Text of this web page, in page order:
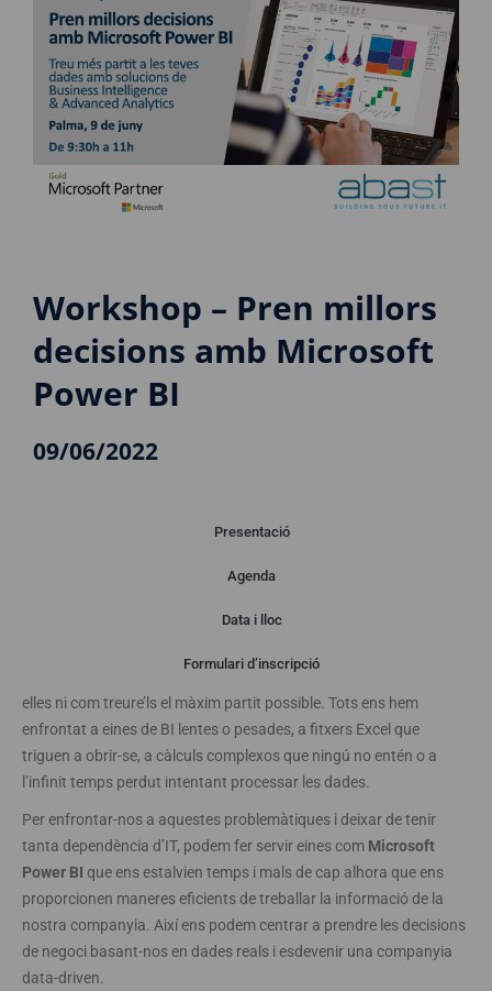
Workshop – Pren millors
decisions amb Microsoft
Power BI
09/06/2022
Presentació
Agenda
Data i lloc
Formulari d’inscripció
Vivim envoltats de dades i moltes vegades no sabem què fer amb
elles ni com treure’ls el màxim partit possible. Tots ens hem
enfrontat a eines de BI lentes o pesades, a fitxers Excel que
triguen a obrir-se, a càlculs complexos que ningú no entén o a
l’infinit temps perdut intentant processar les dades.
Per enfrontar-nos a aquestes problemàtiques i deixar de tenir
tanta dependència d’IT, podem fer servir eines com Microsoft
Power BI que ens estalvien temps i mals de cap alhora que ens
proporcionen maneres eficients de treballar la informació de la
nostra companyia. Així ens podem centrar a prendre les decisions
de negoci basant-nos en dades reals i esdevenir una companyia
data-driven.